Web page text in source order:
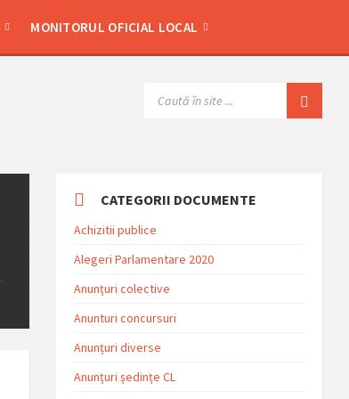
MONITORUL OFICIAL LOCAL
CATEGORII DOCUMENTE
Achizitii publice
Alegeri Parlamentare 2020
Anunțuri colective
Anunturi concursuri
Anunțuri diverse
Anunțuri ședințe CL